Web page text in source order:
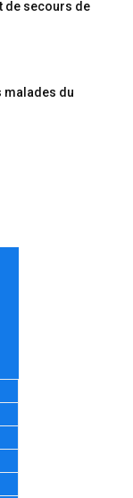
de secours de
malades du